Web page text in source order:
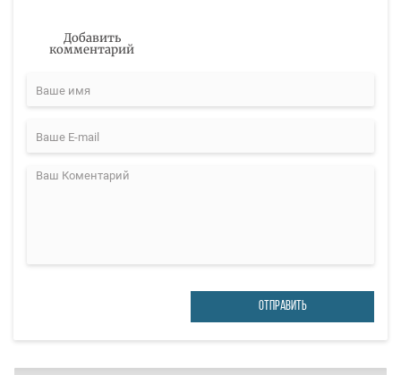
Добавить
комментарий
ОТПРАВИТЬ